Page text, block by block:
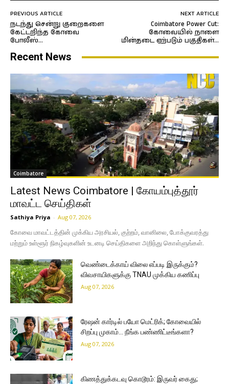
PREVIOUS ARTICLE
நடந்து சென்று குறைகளை
கேட்டறிந்த கோவை
போலீஸ்…
NEXT ARTICLE
Coimbatore Power Cut:
கோவையில் நாளை
மின்தடை ஏற்படும் பகுதிகள்…
Recent News
Coimbatore
Latest News Coimbatore | கோயம்புத்தூர்
மாவட்ட செய்திகள்
Sathiya Priya - Aug 07, 2026
கோவை மாவட்டத்தின் முக்கிய அரசியல், குற்றம், வானிலை, போக்குவரத்து
மற்றும் உள்ளூர் நிகழ்வுகளின் உடனடி செய்திகளை அறிந்து கொள்ளுங்கள்.
வெண்டைக்காய் விலை எப்படி இருக்கும்?
விவசாயிகளுக்கு TNAU முக்கிய கணிப்பு
Aug 07, 2026
ரேஷன் கார்டில் பயோ மெட்ரிக்; கோவையில்
சிறப்பு முகாம்… நீங்க பண்ணிட்டீங்களா?
Aug 07, 2026
கிணத்துக்கடவு கொடூரம்: இருவர் கைது;